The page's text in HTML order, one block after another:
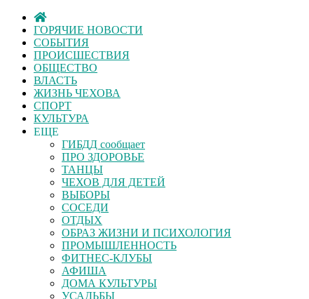
ГОРЯЧИЕ НОВОСТИ
СОБЫТИЯ
ПРОИСШЕСТВИЯ
ОБЩЕСТВО
ВЛАСТЬ
ЖИЗНЬ ЧЕХОВА
СПОРТ
КУЛЬТУРА
ЕЩЕ
ГИБДД сообщает
ПРО ЗДОРОВЬЕ
ТАНЦЫ
ЧЕХОВ ДЛЯ ДЕТЕЙ
ВЫБОРЫ
СОСЕДИ
ОТДЫХ
ОБРАЗ ЖИЗНИ И ПСИХОЛОГИЯ
ПРОМЫШЛЕННОСТЬ
ФИТНЕС-КЛУБЫ
АФИША
ДОМА КУЛЬТУРЫ
УСАДЬБЫ